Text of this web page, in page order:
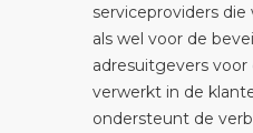
serviceproviders
als wel voor de
adresuitgevers
verwerkt in de
ondersteunt de